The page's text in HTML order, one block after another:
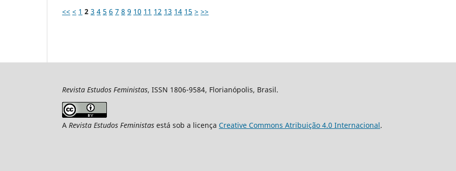
<< < 1 2 3 4 5 6 7 8 9 10 11 12 13 14 15 > >>
Revista Estudos Feministas, ISSN 1806-9584, Florianópolis, Brasil.
A Revista Estudos Feministas está sob a licença Creative Commons Atribuição 4.0 Internacional.